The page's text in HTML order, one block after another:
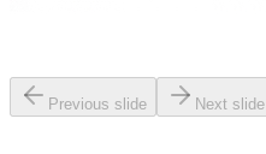
Previous slide Next slide